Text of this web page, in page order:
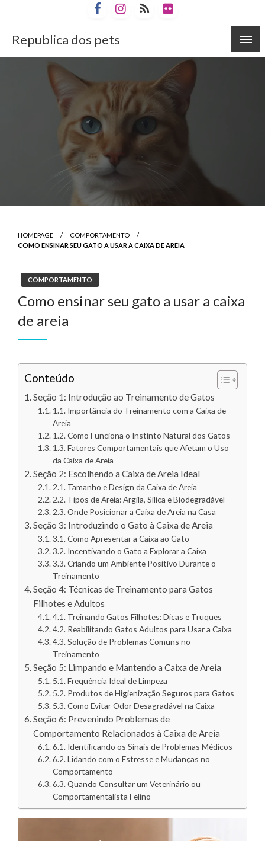
to
contentRepublica dos pets
HOMEPAGE
COMPORTAMENTO
COMO ENSINAR SEU GATO A USAR A CAIXA DE AREIA
COMPORTAMENTO
Como ensinar seu gato a usar a caixa
de areia
Conteúdo
Seção 1: Introdução ao Treinamento de Gatos
1.1. Importância do Treinamento com a Caixa de
Areia
1.2. Como Funciona o Instinto Natural dos Gatos
1.3. Fatores Comportamentais que Afetam o Uso
da Caixa de Areia
Seção 2: Escolhendo a Caixa de Areia Ideal
2.1. Tamanho e Design da Caixa de Areia
2.2. Tipos de Areia: Argila, Sílica e Biodegradável
2.3. Onde Posicionar a Caixa de Areia na Casa
Seção 3: Introduzindo o Gato à Caixa de Areia
3.1. Como Apresentar a Caixa ao Gato
3.2. Incentivando o Gato a Explorar a Caixa
3.3. Criando um Ambiente Positivo Durante o
Treinamento
Seção 4: Técnicas de Treinamento para Gatos
Filhotes e Adultos
4.1. Treinando Gatos Filhotes: Dicas e Truques
4.2. Reabilitando Gatos Adultos para Usar a Caixa
4.3. Solução de Problemas Comuns no
Treinamento
Seção 5: Limpando e Mantendo a Caixa de Areia
5.1. Frequência Ideal de Limpeza
5.2. Produtos de Higienização Seguros para Gatos
5.3. Como Evitar Odor Desagradável na Caixa
Seção 6: Prevenindo Problemas de
Comportamento Relacionados à Caixa de Areia
6.1. Identificando os Sinais de Problemas Médicos
6.2. Lidando com o Estresse e Mudanças no
Comportamento
6.3. Quando Consultar um Veterinário ou
Comportamentalista Felino